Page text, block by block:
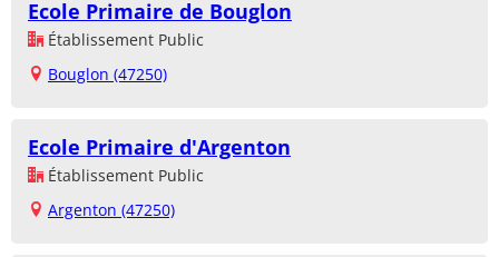
Ecole Primaire de Bouglon
Établissement Public
Bouglon (47250)
Ecole Primaire d'Argenton
Établissement Public
Argenton (47250)